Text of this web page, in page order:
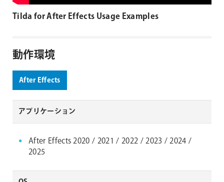
Tilda for After Effects Usage Examples
動作環境
After Effects
アプリケーション
After Effects 2020 / 2021 / 2022 / 2023 / 2024 /
2025